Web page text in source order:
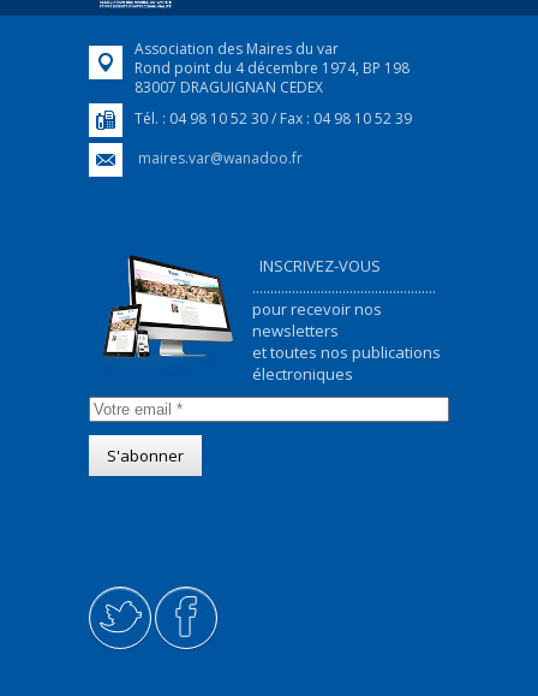
Association des Maires du var
Rond point du 4 décembre 1974, BP 198
83007 DRAGUIGNAN CEDEX
Tél. : 04 98 10 52 30 / Fax : 04 98 10 52 39
maires.var@wanadoo.fr
INSCRIVEZ-VOUS
...................................................
pour recevoir nos
newsletters
et toutes nos publications
électroniques